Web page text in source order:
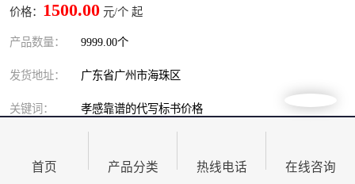
价格： 1500.00 元/个 起
产品数量： 9999.00个
发货地址： 广东省广州市海珠区
关键词： 孝感靠谱的代写标书价格
阅 读 量：
首页 产品分类 热线电话 在线咨询